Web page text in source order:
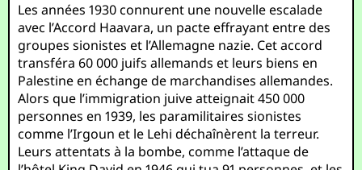
Les années 1930 connurent une nouvelle escalade
avec l’Accord Haavara, un pacte effrayant entre des
groupes sionistes et l’Allemagne nazie. Cet accord
transféra 60 000 juifs allemands et leurs biens en
Palestine en échange de marchandises allemandes.
Alors que l’immigration juive atteignait 450 000
personnes en 1939, les paramilitaires sionistes
comme l’Irgoun et le Lehi déchaînèrent la terreur.
Leurs attentats à la bombe, comme l’attaque de